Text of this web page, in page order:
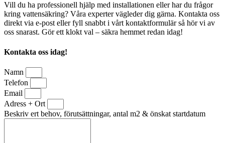
Vill du ha professionell hjälp med installationen eller har du frågor
kring vattensäkring? Våra experter vägleder dig gärna. Kontakta oss
direkt via e-post eller fyll snabbt i vårt kontaktformulär så hör vi av
oss snarast. Gör ett klokt val – säkra hemmet redan idag!
Kontakta oss idag!
Namn
Telefon
Email
Adress + Ort
Beskriv ert behov, förutsättningar, antal m2 & önskat startdatum